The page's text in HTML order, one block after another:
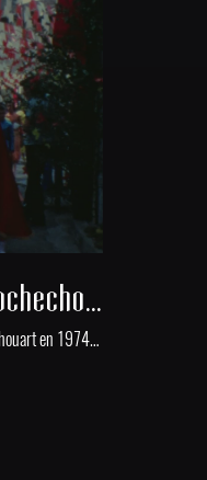
Ostensions de Rochechouart
Défilé des ostensions à Rochechouart en 1974. En 994 en Limousin une épidémie due à l’ergot de seigle fit de nombreuses victimes. Vécu comme un châtiment divin, ce qu’on appela le mal des ardents amena en dernier recours le clergé à sortir des reliques des saints pour chasser la maladie. Ces ostensions sont devenues une tradition religieuse et populaire ancrée dans l’histoire du Limousin. Les ostensions se tiennent tous les 7 ans à Limoges et dans plus d'une quinzaine de communes environnantes, dans la Haute-Vienne, mais aussi en Creuse, Charente et dans la Vienne.